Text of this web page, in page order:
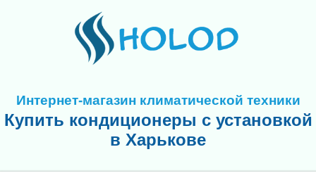
Интернет-магазин климатической техники
Купить кондиционеры с установкой
в Харькове